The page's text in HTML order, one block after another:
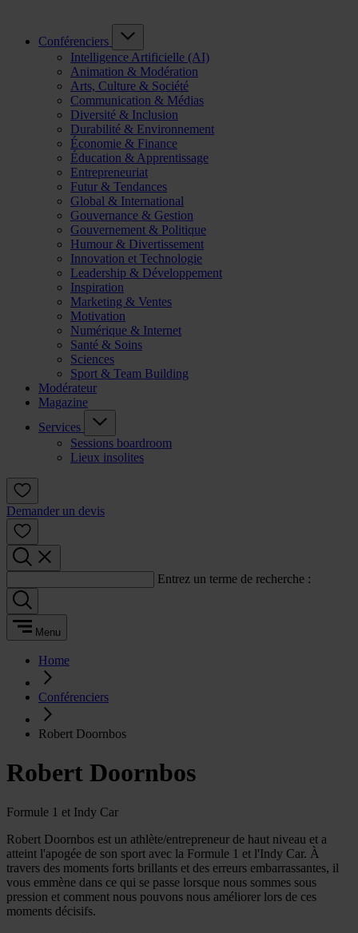
Conférenciers
Intelligence Artificielle (AI)
Animation & Modération
Arts, Culture & Société
Communication & Médias
Diversité & Inclusion
Durabilité & Environnement
Économie & Finance
Éducation & Apprentissage
Entrepreneuriat
Futur & Tendances
Global & International
Gouvernance & Gestion
Gouvernement & Politique
Humour & Divertissement
Innovation et Technologie
Leadership & Développement
Inspiration
Marketing & Ventes
Motivation
Numérique & Internet
Santé & Soins
Sciences
Sport & Team Building
Modérateur
Magazine
Services
Sessions boardroom
Lieux insolites
Demander un devis
Entrez un terme de recherche :
Menu
Home
Conférenciers
Robert Doornbos
Robert Doornbos
Formule 1 et Indy Car
Robert Doornbos est un athlète/entrepreneur de haut niveau et a
atteint l'apogée de son sport avec la Formule 1 et l'Indy Car. À
travers des moments forts brillants et des erreurs embarrassantes, il
vous emmène dans ce qui se passe lorsque nous sommes sous
pression et comment nous pouvons nous améliorer lors de ces
moments décisifs.